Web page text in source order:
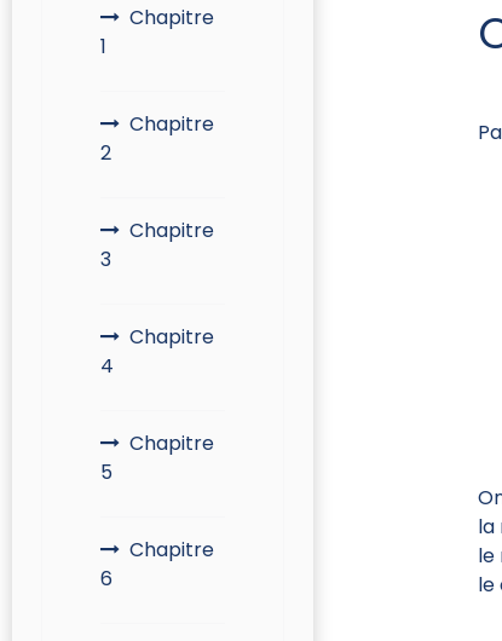
Chapitre
1
Chapitre
2
Chapitre
3
Chapitre
4
Chapitre
5
Chapitre
6
la
le
le